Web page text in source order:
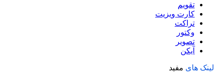
تقویم
کارت ویزیت
تراکت
وکتور
تصویر
آیکن
لینک های مفید